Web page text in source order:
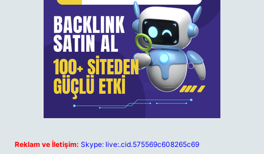
Reklam ve İletişim: Skype: live:.cid.575569c608265c69